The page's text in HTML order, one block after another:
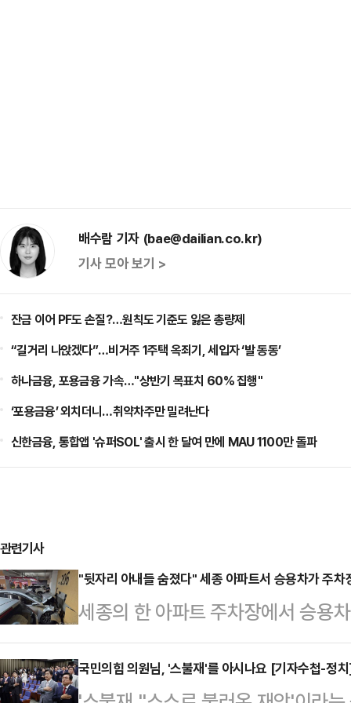
배수람 기자 (bae@dailian.co.kr)
기사 모아 보기 >
잔금 이어 PF도 손질?…원칙도 기준도 잃은 총량제
“길거리 나앉겠다”…비거주 1주택 옥죄기, 세입자 ‘발 동동’
하나금융, 포용금융 가속…"상반기 목표치 60% 집행"
‘포용금융’ 외치더니…취약차주만 밀려난다
신한금융, 통합앱 '슈퍼SOL' 출시 한 달여 만에 MAU 1100만 돌파
관련기사
"뒷자리 아내들 숨졌다" 세종 아파트서 승용차가 주차
세종의 한 아파트 주차장에서 승용
부상을 입었다.세종소방본부에 따
동 한 아파트 지하 주차장에서 차량
국민의힘 의원님, '스불재'를 아시나요 [기자수첩-정